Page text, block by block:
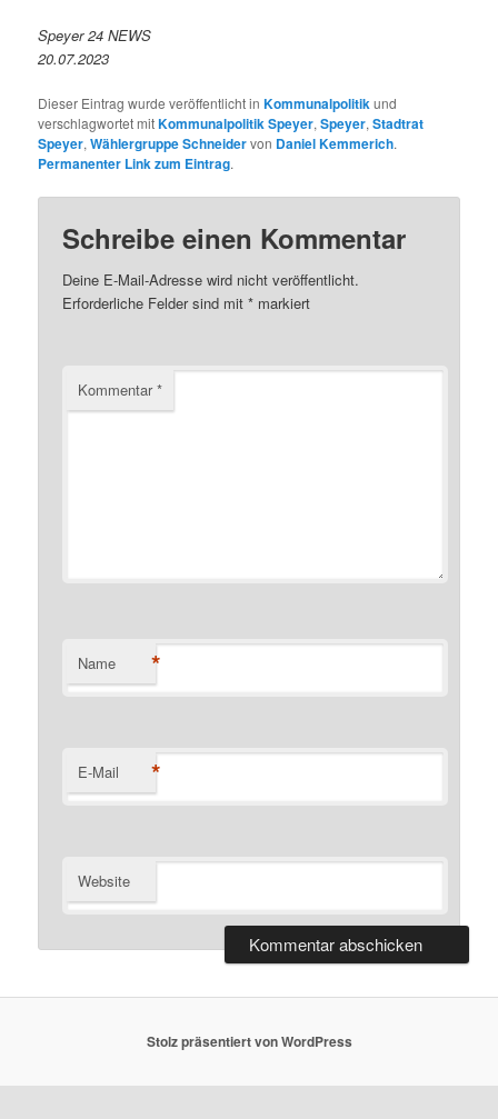
Speyer 24 NEWS
20.07.2023
Dieser Eintrag wurde veröffentlicht inKommunalpolitikund
verschlagwortet mitKommunalpolitik Speyer,Speyer,Stadtrat
Speyer,Wählergruppe Schneidervon Daniel Kemmerich.
Permanenter Link zum Eintrag.
Schreibe einen Kommentar
Deine E-Mail-Adresse wird nicht veröffentlicht.
Erforderliche Felder sind mit* markiert
Kommentar*
Name *
E-Mail *
Website
Stolz präsentiert von WordPress